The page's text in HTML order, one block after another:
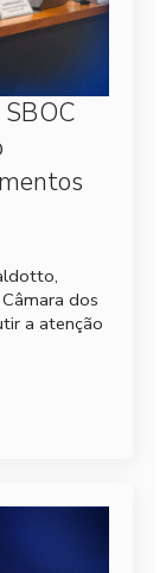
dos
a atenção